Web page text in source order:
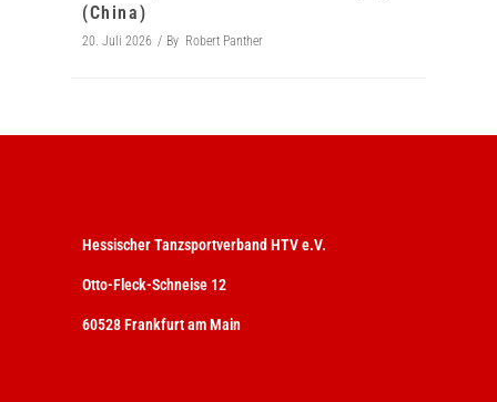
(China)
20. Juli 2026 By Robert Panther
Hessischer Tanzsportverband HTV e.V.
Otto-Fleck-Schneise 12
60528 Frankfurt am Main